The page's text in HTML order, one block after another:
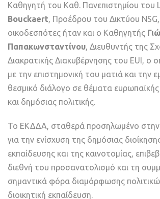
Καθηγητή του Καθ. Πανεπιστημίου του
Bouckaert, Προέδρου του Δικτύου
οικοδεσπότες ήταν και ο Καθηγητής
Παπακωνσταντίνου, Διευθυντής της
Διακρατικής Διακυβέρνησης του EUI, ο
με την επιστημονική του ματιά και την
θεσμικό διάλογο σε θέματα
και δημόσιας πολιτικής.
Το ΕΚΔΔΑ, σταθερά προσηλωμένο
για την ενίσχυση της δημόσιας
εκπαίδευσης και της καινοτομίας,
διεθνή του προσανατολισμό και τη
σημαντικά φόρα διαμόρφωσης
διοικητική εκπαίδευση.